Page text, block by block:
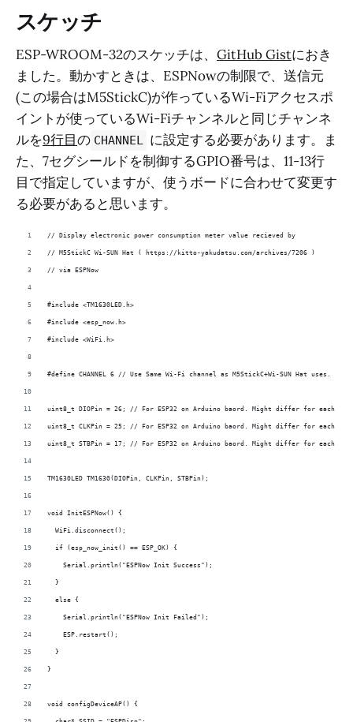
スケッチ
ESP-WROOM-32のスケッチは、 GitHub Gistにおき
ました。動かすときは、ESPNowの制限で、送信元
(この場合はM5StickC)が作っているWi-Fiアクセスポ
イントが使っているWi-Fiチャンネルと同じチャンネ
ルを9行目の CHANNEL に設定する必要があります。ま
た、7セグシールドを制御するGPIO番号は、11-13行
目で指定していますが、使うボードに合わせて変更す
る必要があると思います。
// Display electronic power consumption meter value recieved by
// M5StickC Wi-SUN Hat ( https://kitto-yakudatsu.com/archives/7206 )
// via ESPNow
#include <TM1630LED.h>
#include <esp_now.h>
#include <WiFi.h>
#define CHANNEL 6 // Use Same Wi-Fi channel as M5StickC+Wi-SUN Hat uses.
uint8_t DIOPin = 26; // For ESP32 on Arduino baord. Might differ for each
uint8_t CLKPin = 25; // For ESP32 on Arduino baord. Might differ for each
uint8_t STBPin = 17; // For ESP32 on Arduino baord. Might differ for each
TM1630LED TM1630(DIOPin, CLKPin, STBPin);
void InitESPNow() {
  WiFi.disconnect();
  if (esp_now_init() == ESP_OK) {
    Serial.println("ESPNow Init Success");
  }
  else {
    Serial.println("ESPNow Init Failed");
    ESP.restart();
  }
}
void configDeviceAP() {